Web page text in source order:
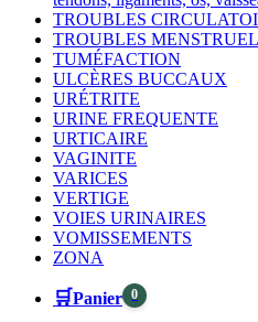
TROUBLES
TROUBLES
TUMÉFACTION
ULCÈRES BUCCAUX
URÉTRITE
URINE FREQUENTE
URTICAIRE
VAGINITE
VARICES
VERTIGE
VOIES URINAIRES
VOMISSEMENTS
ZONA
🛒Panier 0